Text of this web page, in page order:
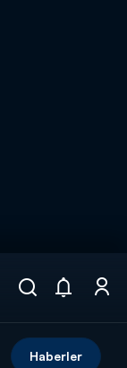
Haberler